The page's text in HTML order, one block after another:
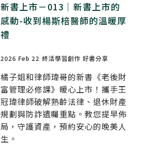
新書上市－013｜新書上市的
感動-收到楊斯棓醫師的溫暖厚
禮
2026 Feb 22 終活學習創作 好書分享
橘子姐和律師瑋哥的新書《老後財
富管理必修課》暖心上市！攜手王
冠瑋律師破解熟齡法律、退休財產
規劃與防詐遺囑重點。教您提早佈
局，守護資產，預約安心的晚美人
生。